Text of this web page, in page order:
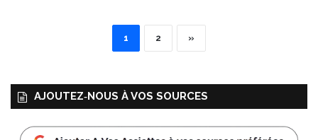
1 2 »
AJOUTEZ‑NOUS À VOS SOURCES